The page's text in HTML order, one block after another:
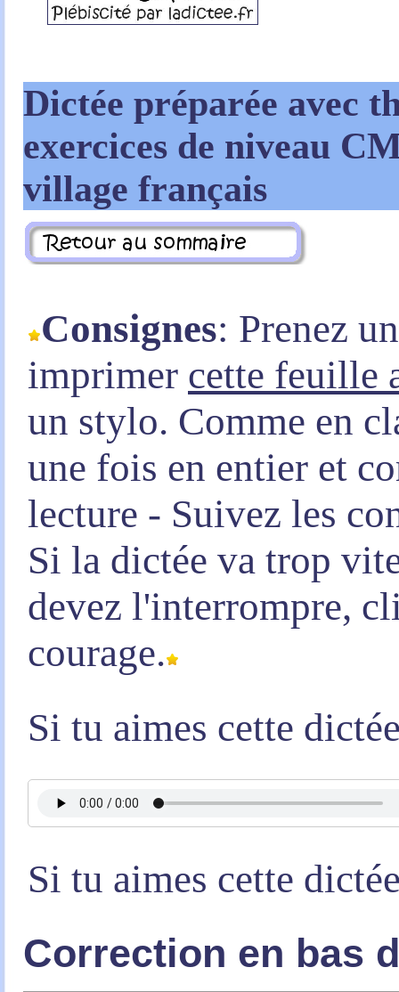
Dictée préparée avec
exercices de niveau
village français
Consignes: Prenez
imprimer cette feuille
un stylo. Comme en
une fois en entier et
lecture - Suivez les
Si la dictée va trop
devez l'interrompre,
courage.
Si tu aimes cette
Si tu aimes cette
Correction en bas